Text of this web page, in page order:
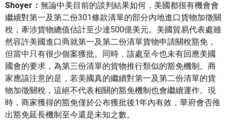
Shoyer： 無論中美目前的談判結果如何，美國都很有機會會
繼續對第一及第二份301條款清單的部分內地進口貨物加徵關
稅，牽涉貨物總值估計至少達500億美元。美國貿易代表處雖
然容許美國進口商就第一及第二份清單貨物申請關稅豁免，
但當中只有很少個案獲批。同時，該處至今也未有回應美國
國會的要求，為第三份清單的貨物推行類似的豁免機制。商
家應該注意的是，若美國真的繼續對第一及第二份清單的貨
物加徵關稅，這絕不代表相關的豁免機制也會繼續運作。現
時，商家獲得的豁免僅於公布獲批後1年內有效，華府會否推
出豁免延長機制至今還是未知之數。